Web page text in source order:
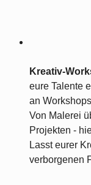
Kreativ-
eure Talente
an
Von Malerei
Projekten -
Lasst eurer
verborgenen